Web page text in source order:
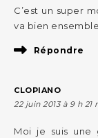
C’est un super
va bien
Répondre
CLOPIANO
22 juin 2013 à 9 h 21
Moi je suis une